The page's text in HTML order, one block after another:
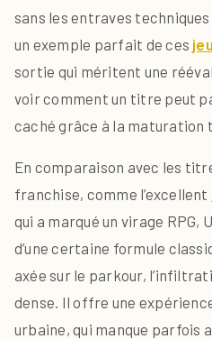
sans les entraves
un exemple parfait de ces
sortie qui méritent une
voir comment un titre peut
caché grâce à la maturation
En comparaison avec les
franchise, comme l’excellent
qui a marqué un virage RPG,
d’une certaine formule
axée sur le parkour,
dense. Il offre une
urbaine, qui manque parfois